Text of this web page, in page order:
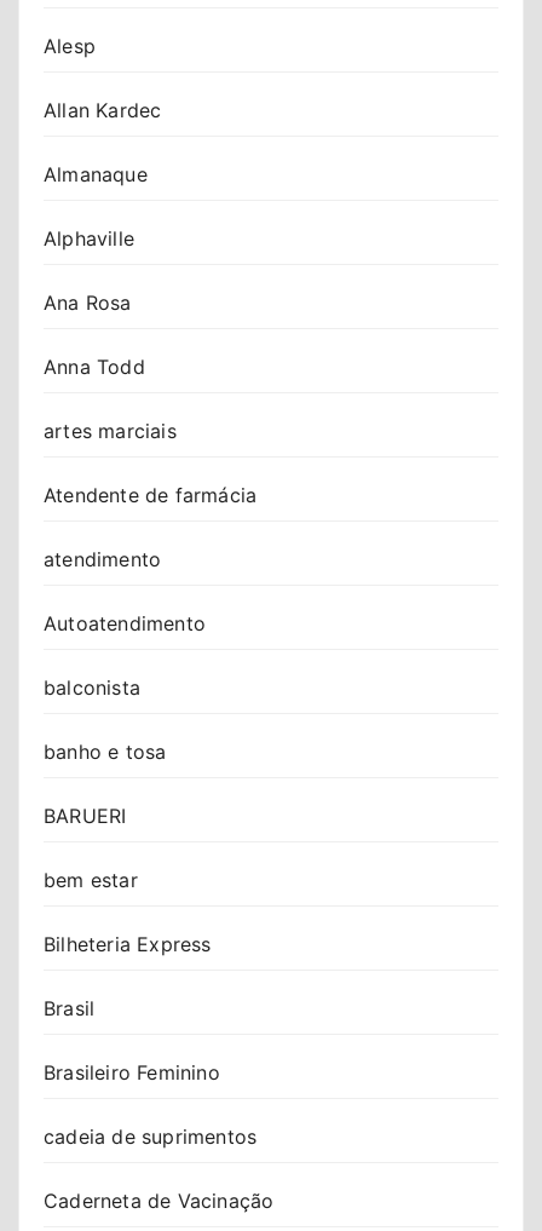
Alesp
Allan Kardec
Almanaque
Alphaville
Ana Rosa
Anna Todd
artes marciais
Atendente de farmácia
atendimento
Autoatendimento
balconista
banho e tosa
BARUERI
bem estar
Bilheteria Express
Brasil
Brasileiro Feminino
cadeia de suprimentos
Caderneta de Vacinação